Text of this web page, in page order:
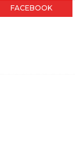
FACEBOOK